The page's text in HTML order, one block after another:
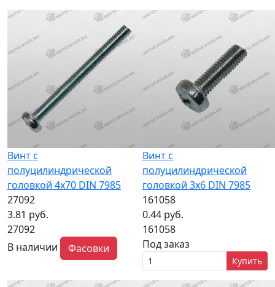
Винт с
полуцилиндрической
головкой 4x70 DIN 7985
27092
3.81 руб.
27092
В наличии
Фасовки
Винт с
полуцилиндрической
головкой 3x6 DIN 7985
161058
0.44 руб.
161058
Под заказ
Купить